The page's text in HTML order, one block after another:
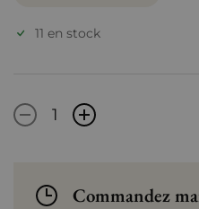
11 en stock
- +
Commandez